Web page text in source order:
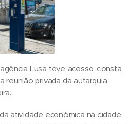
Lusa teve acesso, consta
reunião privada da autarquia,
atividade económica na cidade